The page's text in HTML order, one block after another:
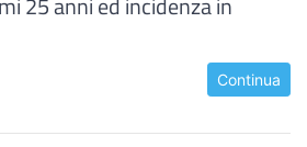
Continua